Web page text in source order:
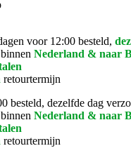
voor 12:00 besteld,
Nederland & naar
retourtermijn
besteld, dezelfde dag
Nederland & naar
retourtermijn